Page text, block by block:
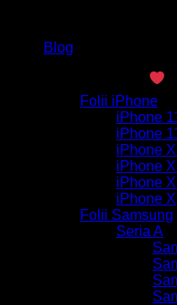
Blog
Folii iPhone
iPhone
iPhone
iPhone
iPhone
iPhone
iPhone X
Folii Samsung
Seria A